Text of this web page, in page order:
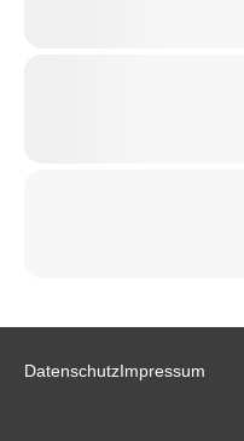
DatenschutzImpressum